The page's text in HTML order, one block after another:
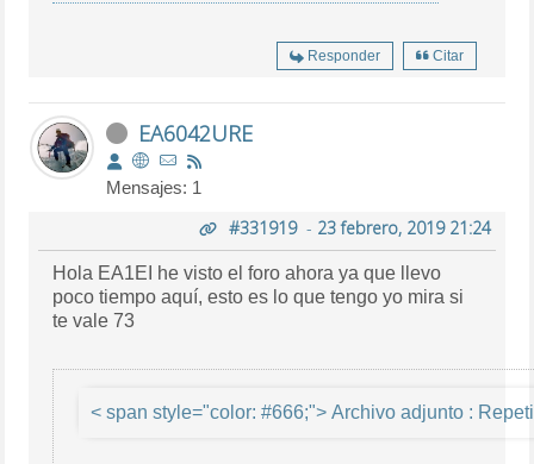
Responder Citar
EA6042URE
Mensajes: 1
#331919- 23 febrero, 2019 21:24
Hola EA1EI he visto el foro ahora ya que llevo
poco tiempo aquí, esto es lo que tengo yo mira si
te vale 73
< span